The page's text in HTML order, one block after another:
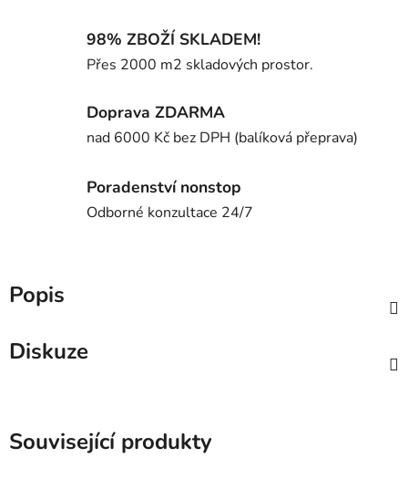
98% ZBOŽÍ SKLADEM!
Přes 2000 m2 skladových prostor.
Doprava ZDARMA
nad 6000 Kč bez DPH (balíková přeprava)
Poradenství nonstop
Odborné konzultace 24/7
Popis
Diskuze
Související produkty